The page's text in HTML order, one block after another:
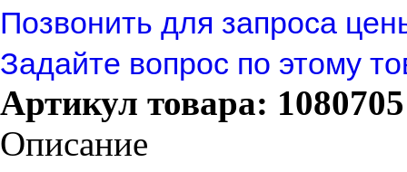
Позвонить для запроса
Задайте вопрос по этому
Артикул товара: 1080705
Описание